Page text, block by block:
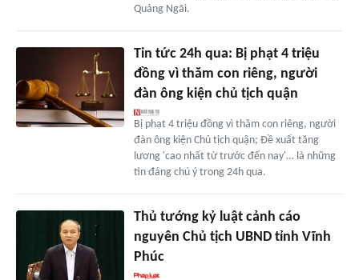
Quảng Ngãi.
Tin tức 24h qua: Bị phạt 4 triệu
đồng vì thăm con riêng, người
đàn ông kiện chủ tịch quận
Bị phạt 4 triệu đồng vì thăm con riêng, người
đàn ông kiện Chủ tịch quận; Đề xuất tăng
lương 'cao nhất từ trước đến nay'… là những
tin đáng chú ý trong 24h qua.
Thủ tướng kỷ luật cảnh cáo
nguyên Chủ tịch UBND tỉnh Vĩnh
Phúc